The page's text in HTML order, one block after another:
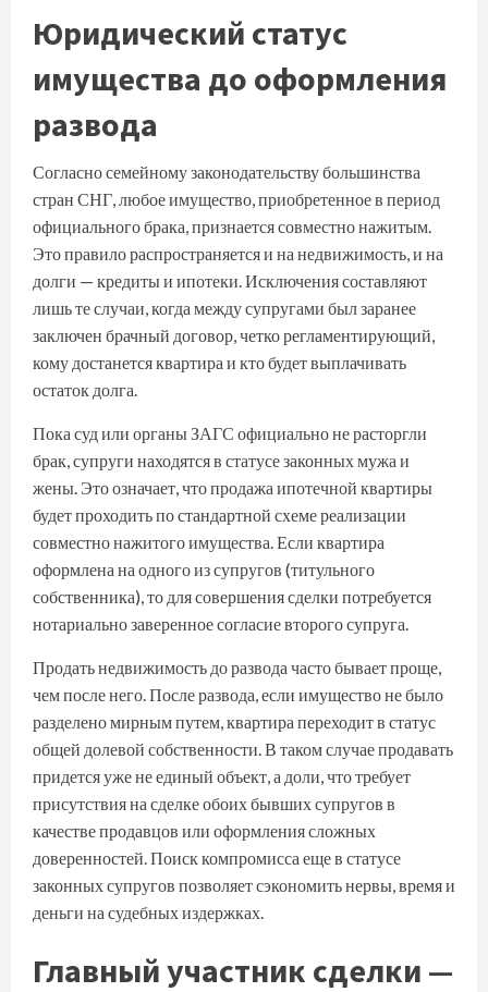
Юридический статус
имущества до оформления
развода
Согласно семейному законодательству большинства
стран СНГ, любое имущество, приобретенное в период
официального брака, признается совместно нажитым.
Это правило распространяется и на недвижимость, и на
долги — кредиты и ипотеки. Исключения составляют
лишь те случаи, когда между супругами был заранее
заключен брачный договор, четко регламентирующий,
кому достанется квартира и кто будет выплачивать
остаток долга.
Пока суд или органы ЗАГС официально не расторгли
брак, супруги находятся в статусе законных мужа и
жены. Это означает, что продажа ипотечной квартиры
будет проходить по стандартной схеме реализации
совместно нажитого имущества. Если квартира
оформлена на одного из супругов (титульного
собственника), то для совершения сделки потребуется
нотариально заверенное согласие второго супруга.
Продать недвижимость до развода часто бывает проще,
чем после него. После развода, если имущество не было
разделено мирным путем, квартира переходит в статус
общей долевой собственности. В таком случае продавать
придется уже не единый объект, а доли, что требует
присутствия на сделке обоих бывших супругов в
качестве продавцов или оформления сложных
доверенностей. Поиск компромисса еще в статусе
законных супругов позволяет сэкономить нервы, время и
деньги на судебных издержках.
Главный участник сделки —